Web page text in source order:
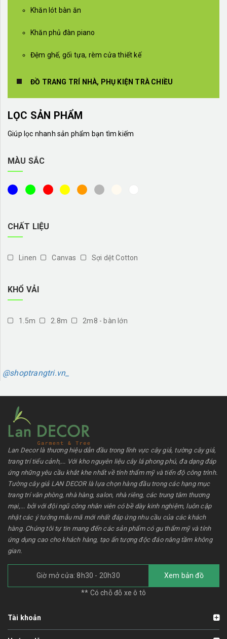
Khăn lót bàn ăn
Khăn phủ đàn piano
Đệm ghế, gối tựa, rèm cửa thiết kế
ĐỒ TRANG TRÍ NHÀ, PHỤ KIỆN TRÀ CHIỀU
LỌC SẢN PHẨM
Giúp lọc nhanh sản phẩm bạn tìm kiếm
MÀU SẮC
CHẤT LIỆU
Linen Canvas Sợi dệt Cotton
KHỔ VẢI
1.5m 2.8m 2m8 - bàn lớn
@shoptrangtri.vn_
Lan Decor là thương hiệu dẫn đầu trong lĩnh vực cây giả, tường cây giả,
trang trí tiểu cảnh,... Với kho nguyên liệu cây lá phong phú, đa dạng đáp
ứng những yêu cầu khắt khe nhất về tính thẩm mỹ và tiến độ công trình.
Tường cây giả LAN DECOR là lựa chọn hàng đầu trong các hạng mục
trang trí văn phòng, nhà hàng, salon, nhà riêng, các trung tâm thương
mại,... bởi với đội ngũ công nhân viên có bề dày kinh nghiệm, luôn cập
nhật các ý tưởng mẫu mã mới nhất đáp ứng nhu cầu của các khách
hàng. Chúng tôi tự tin mang đến các sản phẩm có gu thẩm mỹ và tính
ứng dụng cao cho khách hàng, tạo ấn tượng độc đáo nâng tầm không
gian.
Giờ mở cửa: 8h30 - 20h30 Xem bản đồ
** Có chỗ đỗ xe ô tô
Tài khoản